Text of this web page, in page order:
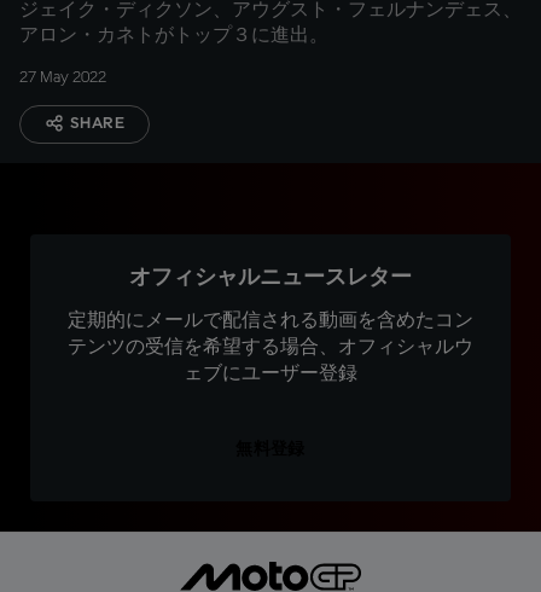
ジェイク・ディクソン、アウグスト・フェルナンデェス、
アロン・カネトがトップ３に進出。
27 May 2022
SHARE
オフィシャルニュースレター
定期的にメールで配信される動画を含めたコン
テンツの受信を希望する場合、オフィシャルウ
ェブにユーザー登録